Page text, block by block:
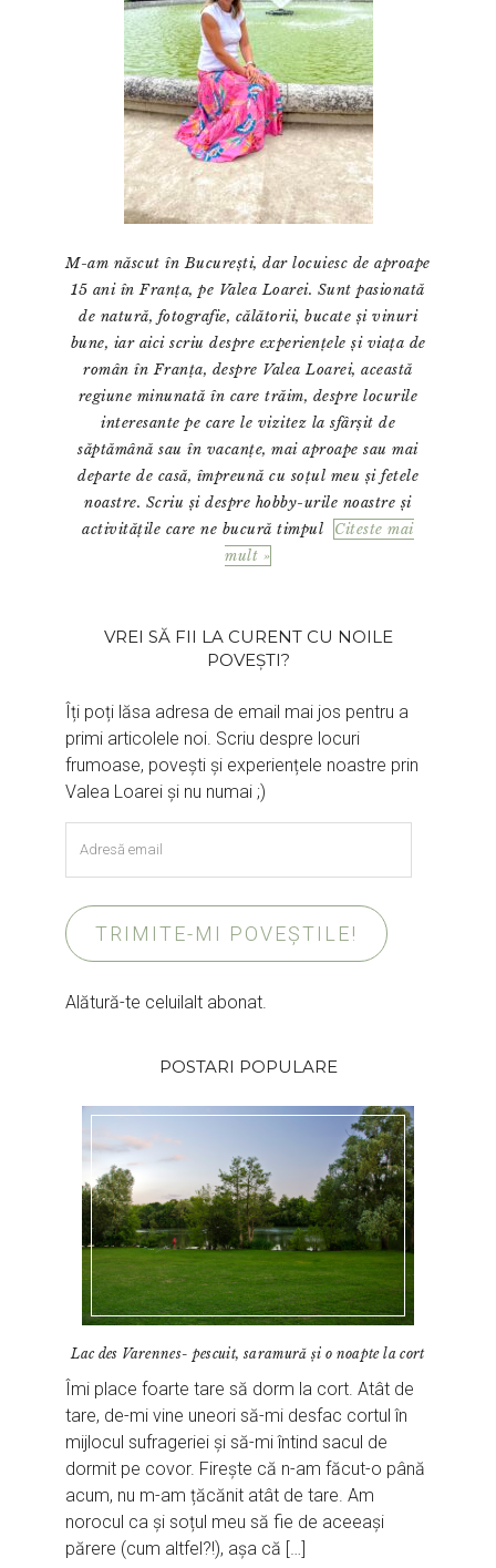
M-am născut în București, dar locuiesc de aproape
15 ani în Franța, pe Valea Loarei. Sunt pasionată
de natură, fotografie, călătorii, bucate și vinuri
bune, iar aici scriu despre experiențele și viața de
român în Franța, despre Valea Loarei, această
regiune minunată în care trăim, despre locurile
interesante pe care le vizitez la sfârșit de
săptămână sau în vacanțe, mai aproape sau mai
departe de casă, împreună cu soțul meu și fetele
noastre. Scriu și despre hobby-urile noastre și
activitățile care ne bucură timpul
Citeste mai
mult »
VREI SĂ FII LA CURENT CU NOILE
POVEȘTI?
Îți poți lăsa adresa de email mai jos pentru a
primi articolele noi. Scriu despre locuri
frumoase, povești și experiențele noastre prin
Valea Loarei și nu numai ;)
email
TRIMITE-MI POVEȘTILE!
Alătură-te celuilalt abonat.
POSTARI POPULARE
Lac des Varennes- pescuit, saramură și o noapte la cort
Îmi place foarte tare să dorm la cort. Atât de
tare, de-mi vine uneori să-mi desfac cortul în
mijlocul sufrageriei și să-mi întind sacul de
dormit pe covor. Firește că n-am făcut-o până
acum, nu m-am țăcănit atât de tare. Am
norocul ca și soțul meu să fie de aceeași
părere (cum altfel?!), așa că […]